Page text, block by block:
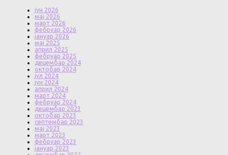
јун 2026
мај 2026
март 2026
фебруар 2026
јануар 2026
мај 2025
април 2025
фебруар 2025
децембар 2024
октобар 2024
јул 2024
јун 2024
април 2024
март 2024
фебруар 2024
децембар 2023
октобар 2023
септембар 2023
мај 2023
март 2023
фебруар 2023
јануар 2023